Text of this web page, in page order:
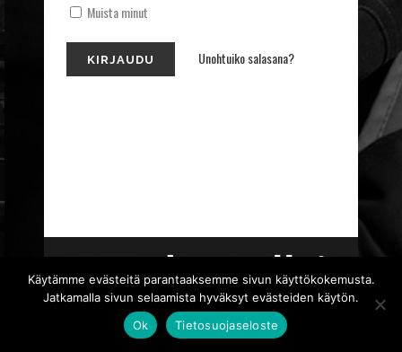
Muista minut
Unohtuiko salasana?
TIETOSUOJASELOSTE
Käytämme evästeitä parantaaksemme sivun käyttökokemusta.
Jatkamalla sivun selaamista hyväksyt evästeiden käytön.
Ok
Tietosuojaseloste